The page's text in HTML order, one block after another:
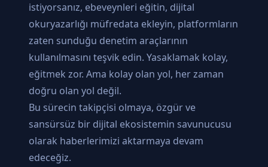
istiyorsanız, ebeveynleri eğitin, dijital
okuryazarlığı müfredata ekleyin, platformların
zaten sunduğu denetim araçlarının
kullanılmasını teşvik edin. Yasaklamak kolay,
eğitmek zor. Ama kolay olan yol, her zaman
doğru olan yol değil.
Bu sürecin takipçisi olmaya, özgür ve
sansürsüz bir dijital ekosistemin savunucusu
olarak haberlerimizi aktarmaya devam
edeceğiz.